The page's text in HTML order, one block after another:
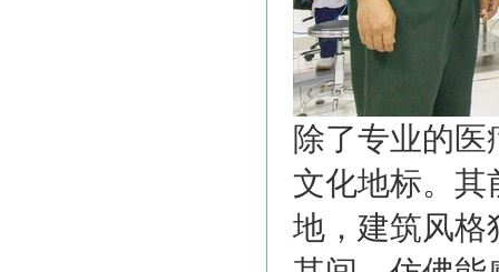
除了专业的
文化地标。其
地，建筑风格